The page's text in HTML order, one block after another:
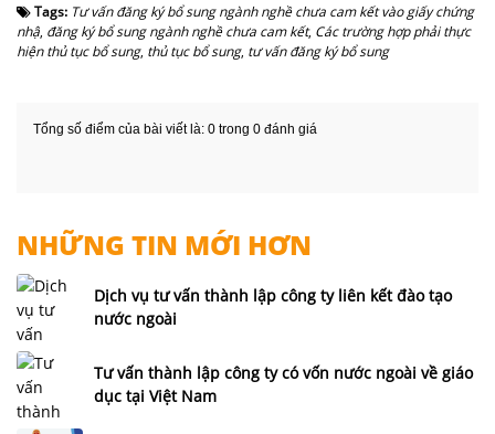
Tags: Tư vấn đăng ký bổ sung ngành nghề chưa cam kết vào giấy chứng
nhậ, đăng ký bổ sung ngành nghề chưa cam kết, Các trường hợp phải thực
hiện thủ tục bổ sung, thủ tục bổ sung, tư vấn đăng ký bổ sung
Tổng số điểm của bài viết là: 0 trong 0 đánh giá
NHỮNG TIN MỚI HƠN
Dịch vụ tư vấn thành lập công ty liên kết đào tạo
nước ngoài
Tư vấn thành lập công ty có vốn nước ngoài về giáo
dục tại Việt Nam